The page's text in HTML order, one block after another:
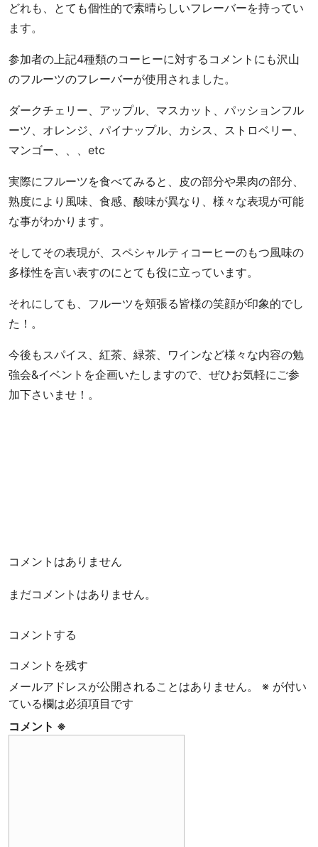
シ
ャ
テ
ィ
ー
ヒ
ー
専
門
店
どれも、とても個性的で素晴らしいフレーバーを持ってい
ます。
参加者の上記4種類のコーヒーに対するコメントにも沢山
のフルーツのフレーバーが使用されました。
ダークチェリー、アップル、マスカット、パッションフル
ーツ、オレンジ、パイナップル、カシス、ストロベリー、
マンゴー、、、etc
実際にフルーツを食べてみると、皮の部分や果肉の部分、
熟度により風味、食感、酸味が異なり、様々な表現が可能
な事がわかります。
そしてその表現が、スペシャルティコーヒーのもつ風味の
多様性を言い表すのにとても役に立っています。
それにしても、フルーツを頬張る皆様の笑顔が印象的でし
た！。
今後もスパイス、紅茶、緑茶、ワインなど様々な内容の勉
強会&イベントを企画いたしますので、ぜひお気軽にご参
加下さいませ！。
コメントはありません
まだコメントはありません。
コメントする
コメントを残す
メールアドレスが公開されることはありません。
※ が付い
ている欄は必須項目です
コメント ※